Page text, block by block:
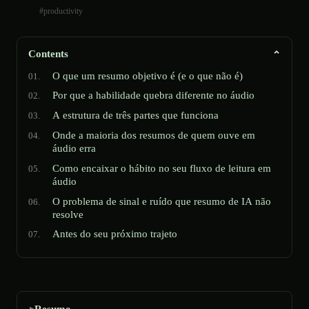
#productivity
Contents
O que um resumo objetivo é (e o que não é)
Por que a habilidade quebra diferente no áudio
A estrutura de três partes que funciona
Onde a maioria dos resumos de quem ouve em
áudio erra
Como encaixar o hábito no seu fluxo de leitura em
áudio
O problema de sinal e ruído que resumo de IA não
resolve
Antes do seu próximo trajeto